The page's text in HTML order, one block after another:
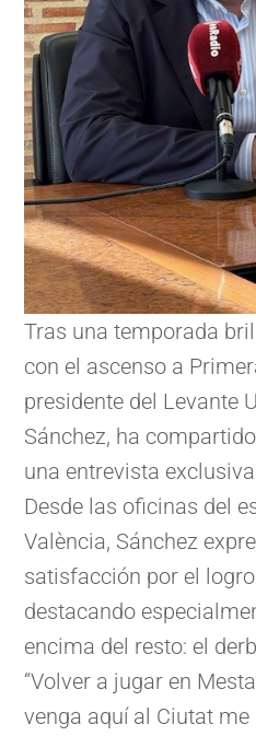
Tras una temporada
con el ascenso a
presidente del Levante
Sánchez, ha
una entrevista
Desde las oficinas del
València, Sánchez
satisfacción por el
destacando
encima del resto: el
“Volver a jugar en
venga aquí al Ciutat me